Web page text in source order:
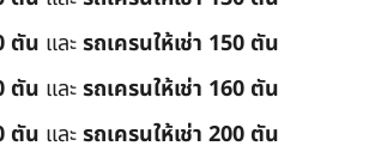
ตัน และรถเครนให้เช่า 150 ตัน
ตัน และรถเครนให้เช่า 160 ตัน
ตัน และรถเครนให้เช่า 200 ตัน